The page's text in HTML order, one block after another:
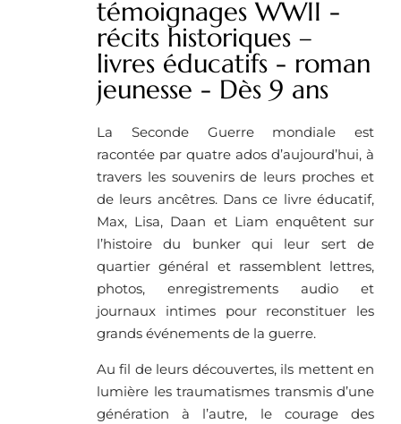
témoignages WWII -
récits historiques –
livres éducatifs - roman
jeunesse - Dès 9 ans
La Seconde Guerre mondiale est
racontée par quatre ados d’aujourd’hui, à
travers les souvenirs de leurs proches et
de leurs ancêtres. Dans ce livre éducatif,
Max, Lisa, Daan et Liam enquêtent sur
l’histoire du bunker qui leur sert de
quartier général et rassemblent lettres,
photos, enregistrements audio et
journaux intimes pour reconstituer les
grands événements de la guerre.
Au fil de leurs découvertes, ils mettent en
lumière les traumatismes transmis d’une
génération à l’autre, le courage des